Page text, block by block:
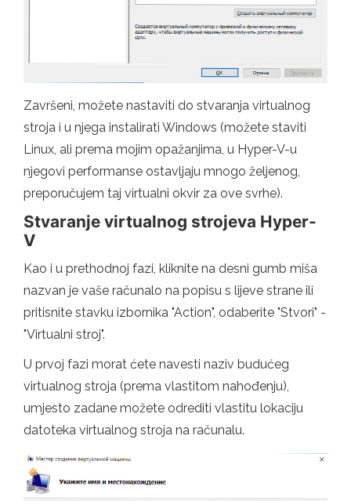
Završeni, možete nastaviti do stvaranja virtualnog
stroja i u njega instalirati Windows (možete staviti
Linux, ali prema mojim opažanjima, u Hyper-V-u
njegovi performanse ostavljaju mnogo željenog,
preporučujem taj virtualni okvir za ove svrhe).
Stvaranje virtualnog strojeva Hyper-
V
Kao i u prethodnoj fazi, kliknite na desni gumb miša
nazvan je vaše računalo na popisu s lijeve strane ili
pritisnite stavku izbornika "Action", odaberite "Stvori" -
"Virtualni stroj".
U prvoj fazi morat ćete navesti naziv budućeg
virtualnog stroja (prema vlastitom nahođenju),
umjesto zadane možete odrediti vlastitu lokaciju
datoteka virtualnog stroja na računalu.